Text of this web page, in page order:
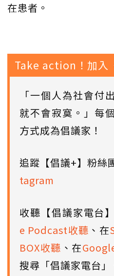
在患者。
Take action！加入
「一個人為社會付
就不會寂寞。」每
方式成為倡議家！
追蹤【倡議+】粉絲
tagram
收聽【倡議家電台
e Podcast收聽 、在
BOX收聽 、在
搜尋「倡議家電台」